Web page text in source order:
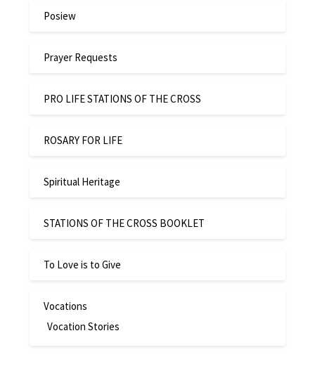
Posiew
Prayer Requests
PRO LIFE STATIONS OF THE CROSS
ROSARY FOR LIFE
Spiritual Heritage
STATIONS OF THE CROSS BOOKLET
To Love is to Give
Vocations
Vocation Stories